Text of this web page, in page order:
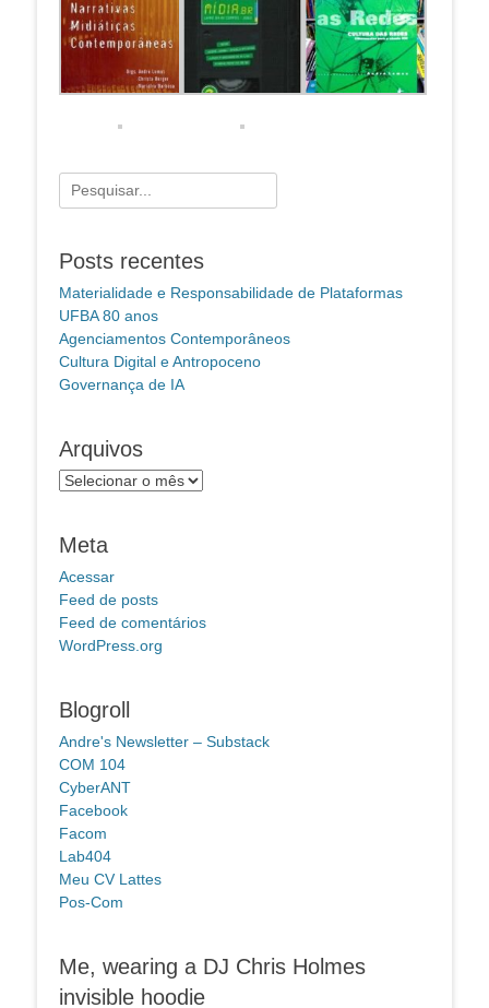
Pesquisar
por:
Posts recentes
Materialidade e Responsabilidade de Plataformas
UFBA 80 anos
Agenciamentos Contemporâneos
Cultura Digital e Antropoceno
Governança de IA
Arquivos
Arquivos
Meta
Acessar
Feed de posts
Feed de comentários
WordPress.org
Blogroll
Andre's Newsletter – Substack
COM 104
CyberANT
Facebook
Facom
Lab404
Meu CV Lattes
Pos-Com
Me, wearing a DJ Chris Holmes
invisible hoodie